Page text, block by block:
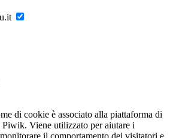
di cookie è associato alla piattaforma di
Piwik. Viene utilizzato per aiutare i
il comportamento dei visitatori e